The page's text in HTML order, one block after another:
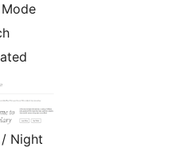
Night